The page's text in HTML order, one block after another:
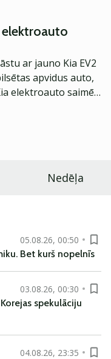
elektroauto
ar jauno Kia EV2
apvidus auto,
elektroauto saimē
Nedēļa
05.08.26, 00:50
Bet kurš nopelnīs
03.08.26, 00:30
spekulāciju
04.08.26, 23:35